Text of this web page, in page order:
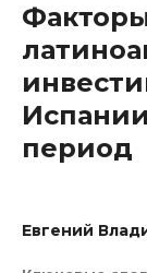
период
Евгений